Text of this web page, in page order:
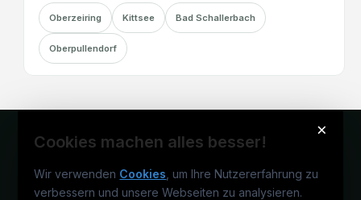
Oberzeiring Kittsee Bad Schallerbach
Oberpullendorf
×
Cookies machen alles besser!
Wir verwenden Cookies , um Ihre Nutzererfahrung zu
verbessern und unsere Webseiten zu analysieren.